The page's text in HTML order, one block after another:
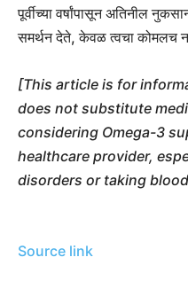
पूर्वीच्या वर्षांपासून अतिनील
समर्थन देते, केवळ त्वचा कोमलच
[This article is for
does not substitute
considering Omega-3
healthcare provider,
disorders or taking
Source link